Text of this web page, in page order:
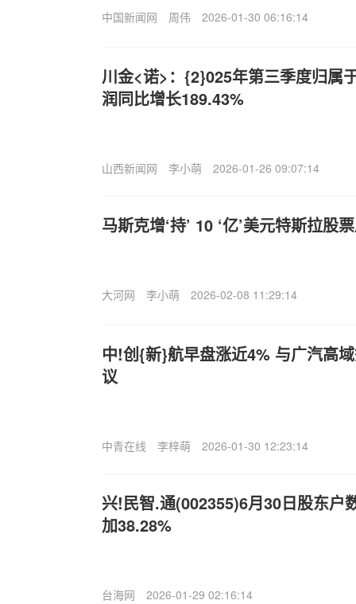
中国新闻网 周伟 2026-01-30 06:16:14
川金<诺>：{2}025年第三季度归属
润同比增长189.43%
山西新闻网 李小萌 2026-01-26 09:07:14
马斯克增‘持’ 10 ‘亿’美元特斯拉股
大河网 李小萌 2026-02-08 11:29:14
中!创{新}航早盘涨近4% 与广汽高
议
中青在线 李梓萌 2026-01-30 12:23:14
兴!民智.通(002355)6月30日股东户
加38.28%
台海网 2026-01-29 02:16:14